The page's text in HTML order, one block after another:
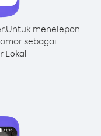
Untuk menelepon
sebagai
Lokal